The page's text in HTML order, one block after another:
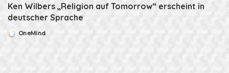
Ken Wilbers „Religion auf Tomorrow“ erscheint in
deutscher Sprache
PostedOneMind